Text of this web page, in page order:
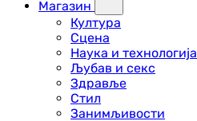
Магазин
Култура
Сцена
Наука и технологија
Љубав и секс
Здравље
Стил
Занимљивости